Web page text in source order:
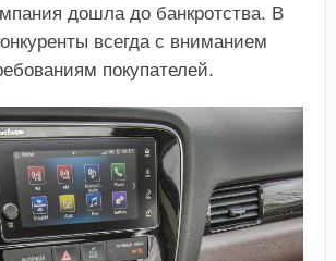
дошла до банкротства. В
всегда с вниманием
покупателей.